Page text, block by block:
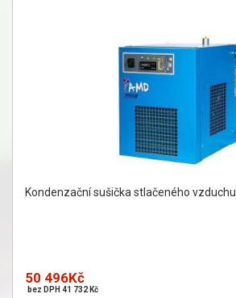
Kondenzační sušička stlačeného vzduchu
50 496Kč
bez DPH 41 732 Kč